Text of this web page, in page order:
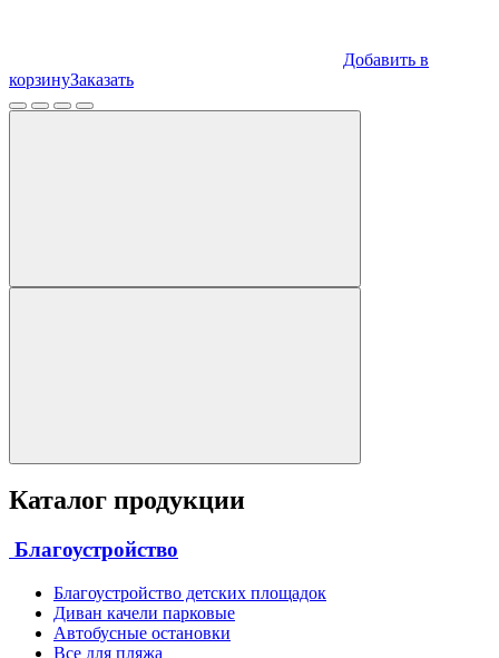
Добавить в
корзинуЗаказать
Каталог продукции
Благоустройство
Благоустройство детских площадок
Диван качели парковые
Автобусные остановки
Все для пляжа